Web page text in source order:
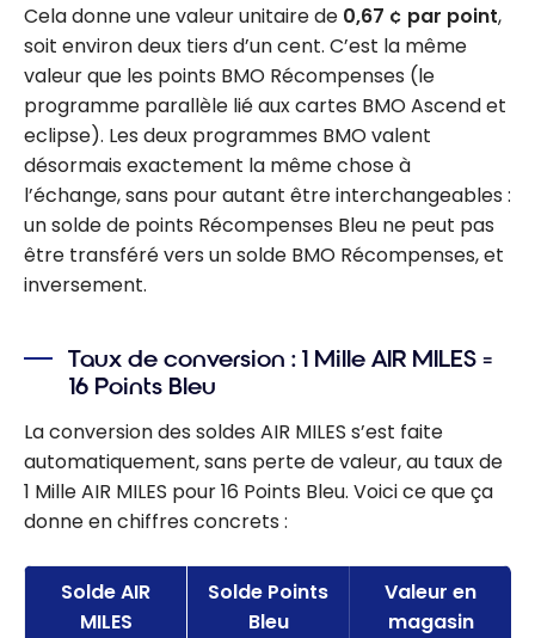
Cela donne une valeur unitaire de 0,67 ¢ par point,
soit environ deux tiers d’un cent. C’est la même
valeur que les points BMO Récompenses (le
programme parallèle lié aux cartes BMO Ascend et
eclipse). Les deux programmes BMO valent
désormais exactement la même chose à
l’échange, sans pour autant être interchangeables :
un solde de points Récompenses Bleu ne peut pas
être transféré vers un solde BMO Récompenses, et
inversement.
Taux de conversion : 1 Mille AIR MILES =
16 Points Bleu
La conversion des soldes AIR MILES s’est faite
automatiquement, sans perte de valeur, au taux de
1 Mille AIR MILES pour 16 Points Bleu. Voici ce que ça
donne en chiffres concrets :
Solde AIR
MILES
Solde Points
Bleu
Valeur en
magasin